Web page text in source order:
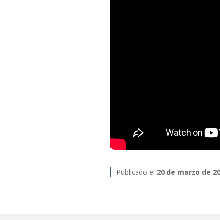
Publicado el 20 de marzo de